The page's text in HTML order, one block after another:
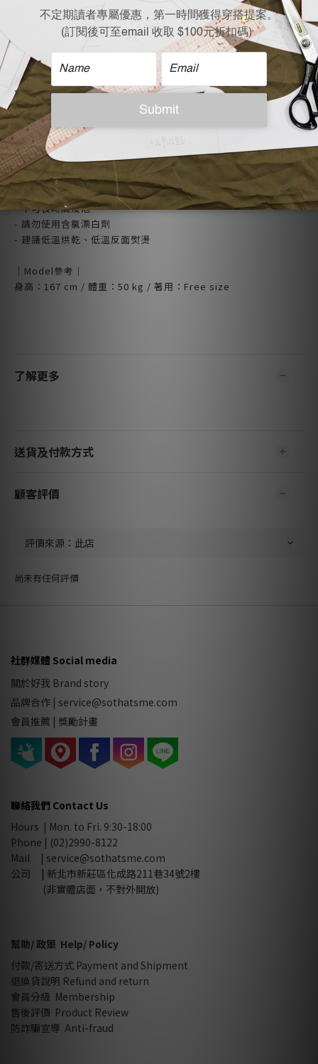
｜洗滌建議｜
- 可使用30°C冷水機洗
- 深淺色請分開洗滌
- 不可長時間浸泡
- 請勿使用含氯漂白劑
- 建議低溫烘乾、低溫反面熨燙
｜Model參考｜
身高：167 cm / 體重：50 kg / 著用：Free size
了解更多
送貨及付款方式
顧客評價
尚未有任何評價
社群媒體 Social media
關於好我 Brand story
品牌合作 | service@sothatsme.com
會員推薦 | 獎勵計畫
聯絡我們 Contact Us
Hours | Mon. to Fri. 9:30-18:00
Phone | (02)2990-8122
Mail | service@sothatsme.com
公司
| 新北市新莊區化成路211巷34號2樓
(非實體店面，不對外開放)
幫助/ 政策 Help/ Policy
付款/寄送方式 Payment and Shipment
退換貨說明 Refund and return
會員分級 Membership
售後評價 Product Review
防詐騙宣導 Anti-fraud